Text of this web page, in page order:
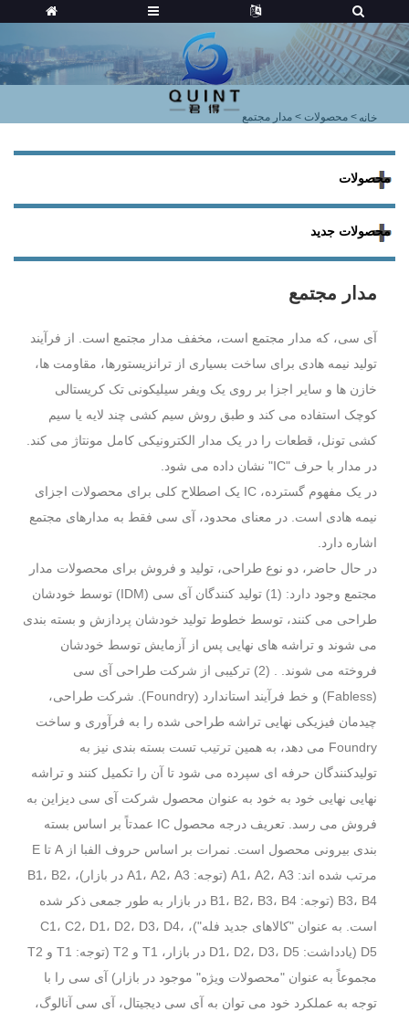
خانه > محصولات > مدار مجتمع
محصولات
محصولات جدید
مدار مجتمع
آی سی، که مدار مجتمع است، مخفف مدار مجتمع است. از فرآیند
تولید نیمه هادی برای ساخت بسیاری از ترانزیستورها، مقاومت ها،
خازن ها و سایر اجزا بر روی یک ویفر سیلیکونی تک کریستالی
کوچک استفاده می کند و طبق روش سیم کشی چند لایه یا سیم
کشی تونل، قطعات را در یک مدار الکترونیکی کامل مونتاژ می کند.
در مدار با حرف "IC" نشان داده می شود.
در یک مفهوم گسترده، IC یک اصطلاح کلی برای محصولات اجزای
نیمه هادی است. در معنای محدود، آی سی فقط به مدارهای مجتمع
اشاره دارد.
در حال حاضر، دو نوع طراحی، تولید و فروش برای محصولات مدار
مجتمع وجود دارد: (1) تولید کنندگان آی سی (IDM) توسط خودشان
طراحی می کنند، توسط خطوط تولید خودشان پردازش و بسته بندی
می شوند و تراشه های نهایی پس از آزمایش توسط خودشان
فروخته می شوند. . (2) ترکیبی از شرکت طراحی آی سی
(Fabless) و خط فرآیند استاندارد (Foundry). شرکت طراحی،
چیدمان فیزیکی نهایی تراشه طراحی شده را به فرآوری و ساخت
Foundry می دهد، به همین ترتیب تست بسته بندی نیز به
تولیدکنندگان حرفه ای سپرده می شود تا آن را تکمیل کنند و تراشه
نهایی نهایی خود به خود به عنوان محصول شرکت آی سی دیزاین به
فروش می رسد. تعریف درجه محصول IC عمدتاً بر اساس بسته
بندی بیرونی محصول است. نمرات بر اساس حروف الفبا از A تا E
مرتب شده اند: A1، A2، A3 (توجه: A1، A2، A3 در بازار)، B1، B2،
B3، B4 (توجه: B1، B2، B3، B4 در بازار به طور جمعی ذکر شده
است. به عنوان "کالاهای جدید فله")، C1، C2، D1، D2، D3، D4،
D5 (یادداشت: D1، D2، D3، D5 در بازار، T1 و T2 (توجه: T1 و T2
مجموعاً به عنوان "محصولات ویژه" موجود در بازار) آی سی را با
توجه به عملکرد خود می توان به آی سی دیجیتال، آی سی آنالوگ،